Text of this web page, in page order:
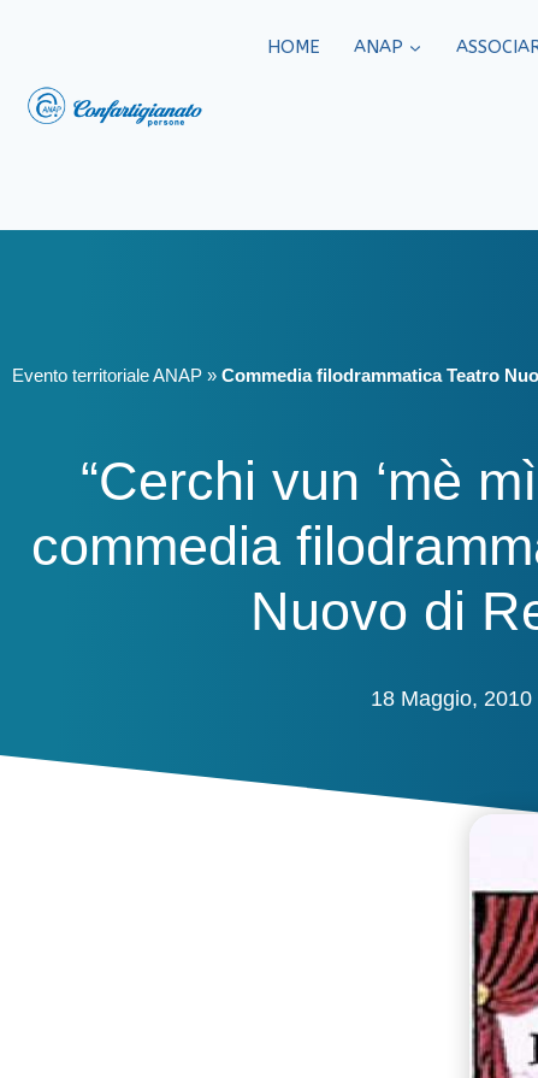
HOME ANAP
Evento territoriale ANAP » Commedia filodrammatica Teatro
“Cerchi vun ‘mè
commedia
Nuovo di
18 Maggio, 2010